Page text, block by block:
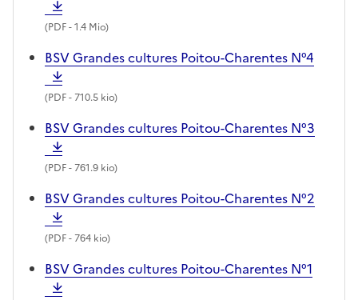
(PDF- 1.4 Mio)
BSV Grandes cultures Poitou-Charentes N°4
(PDF- 710.5 kio)
BSV Grandes cultures Poitou-Charentes N°3
(PDF- 761.9 kio)
BSV Grandes cultures Poitou-Charentes N°2
(PDF- 764 kio)
BSV Grandes cultures Poitou-Charentes N°1